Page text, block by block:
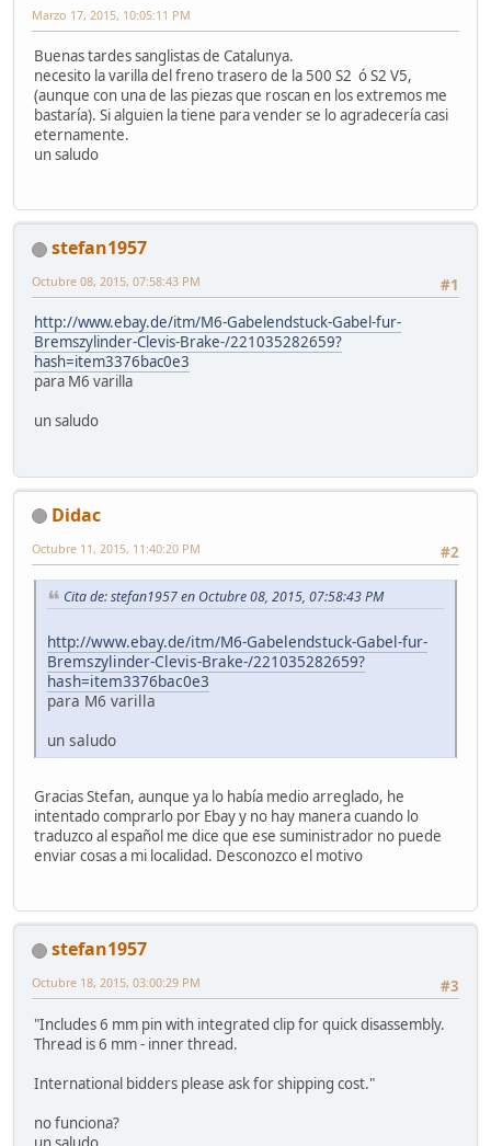
Marzo 17, 2015, 10:05:11 PM
Buenas tardes sanglistas de Catalunya.
necesito la varilla del freno trasero de la 500 S2 ó S2 V5,
(aunque con una de las piezas que roscan en los extremos me
bastaría). Si alguien la tiene para vender se lo agradecería casi
eternamente.
un saludo
stefan1957
#1
Octubre 08, 2015, 07:58:43 PM
http://www.ebay.de/itm/M6-Gabelendstuck-Gabel-fur-
Bremszylinder-Clevis-Brake-/221035282659?
hash=item3376bac0e3
para M6 varilla
un saludo
Didac
#2
Octubre 11, 2015, 11:40:20 PM
Cita de: stefan1957 en Octubre 08, 2015, 07:58:43 PM
http://www.ebay.de/itm/M6-Gabelendstuck-Gabel-fur-
Bremszylinder-Clevis-Brake-/221035282659?
hash=item3376bac0e3
para M6 varilla
un saludo
Gracias Stefan, aunque ya lo había medio arreglado, he
intentado comprarlo por Ebay y no hay manera cuando lo
traduzco al español me dice que ese suministrador no puede
enviar cosas a mi localidad. Desconozco el motivo
stefan1957
#3
Octubre 18, 2015, 03:00:29 PM
"Includes 6 mm pin with integrated clip for quick disassembly.
Thread is 6 mm - inner thread.
International bidders please ask for shipping cost."
no funciona?